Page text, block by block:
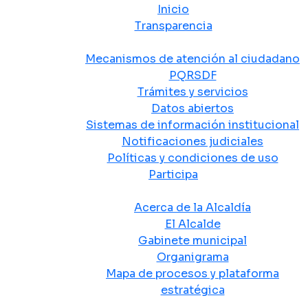
Inicio
Transparencia
Mecanismos de atención al ciudadano
PQRSDF
Trámites y servicios
Datos abiertos
Sistemas de información institucional
Notificaciones judiciales
Políticas y condiciones de uso
Participa
Acerca de la Alcaldía
El Alcalde
Gabinete municipal
Organigrama
Mapa de procesos y plataforma
estratégica